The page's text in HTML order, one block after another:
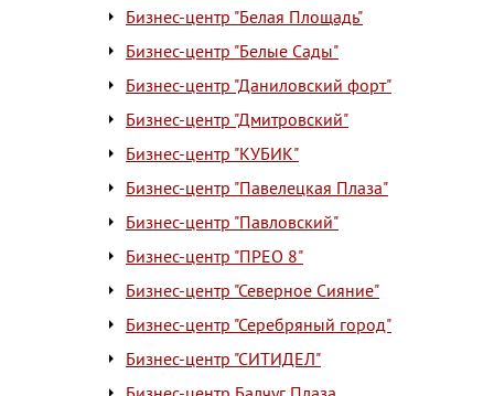
Бизнес-центр "Белая Площадь"
Бизнес-центр "Белые Сады"
Бизнес-центр "Даниловский форт"
Бизнес-центр "Дмитровский"
Бизнес-центр "КУБИК"
Бизнес-центр "Павелецкая Плаза"
Бизнес-центр "Павловский"
Бизнес-центр "ПРЕО 8"
Бизнес-центр "Северное Сияние"
Бизнес-центр "Серебряный город"
Бизнес-центр "СИТИДЕЛ"